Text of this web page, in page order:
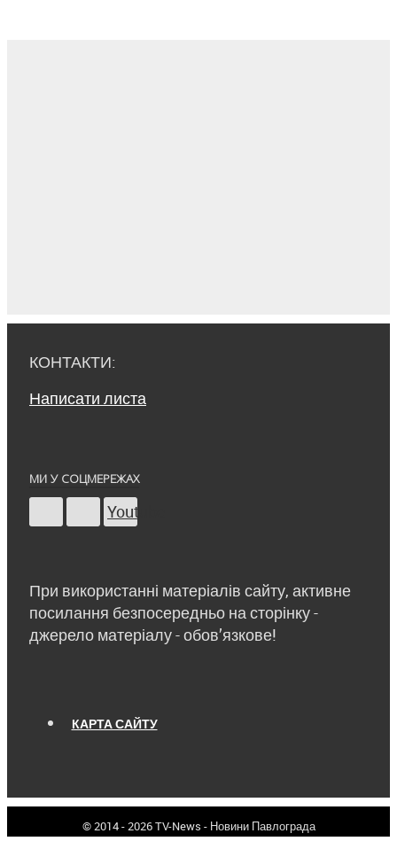
КОНТАКТИ:
Написати листа
МИ У СОЦМЕРЕЖАХ
Youtube
При використанні матеріалів сайту, активне
посилання безпосередньо на сторінку -
джерело матеріалу - обов’язкове!
КАРТА САЙТУ
© 2014 - 2026 TV-News - Новини Павлограда